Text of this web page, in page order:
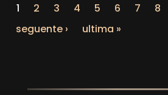
1 2 3 4 5 6 7 8
seguente ›
ultima »